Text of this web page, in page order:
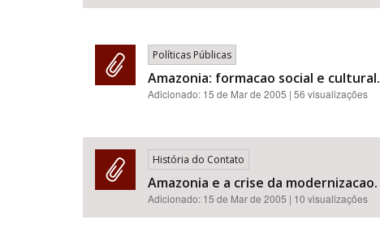
Políticas Públicas
Amazonia: formacao social e cultural.
Adicionado: 15 de Mar de 2005 | 56 visualizações
História do Contato
Amazonia e a crise da modernizacao.
Adicionado: 15 de Mar de 2005 | 10 visualizações